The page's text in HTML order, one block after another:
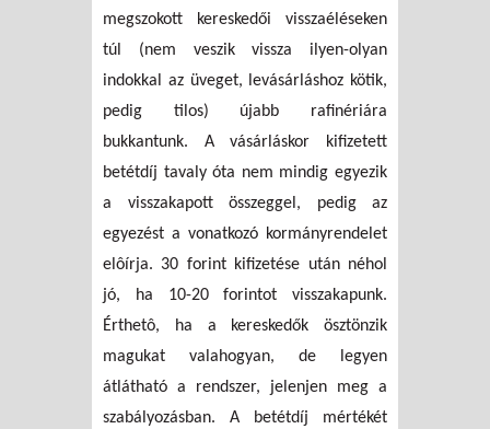
megszokott kereskedői visszaéléseken
túl (nem veszik vissza ilyen-olyan
indokkal az üveget, levásárláshoz kötik,
pedig tilos) újabb rafinériára
bukkantunk. A vásárláskor kifizetett
betétdíj tavaly óta nem mindig egyezik
a visszakapott összeggel, pedig az
egyezést a vonatkozó kormányrendelet
elôírja. 30 forint kifizetése után néhol
jó, ha 10-20 forintot visszakapunk.
Érthetô, ha a kereskedők ösztönzik
magukat valahogyan, de legyen
átlátható a rendszer, jelenjen meg a
szabályozásban. A betétdíj mértékét